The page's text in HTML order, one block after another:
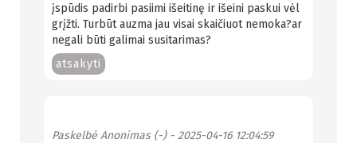
įspūdis padirbi pasiimi išeitinę ir išeini paskui vėl
grįžti. Turbūt auzma jau visai skaičiuot nemoka?ar
negali būti galimai susitarimas?
atsakyti
Paskelbė Anonimas (-)- 2025-04-16 12:04:59